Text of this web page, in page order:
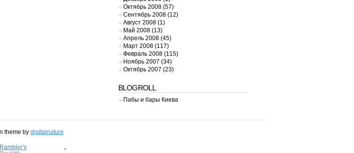
Октябрь 2008(57)
Сентябрь 2008(12)
Август 2008(1)
Май 2008(13)
Апрель 2008(45)
Март 2008(117)
Февраль 2008(115)
Ноябрь 2007 (34)
Октябрь 2007 (23)
BLOGROLL
Пабы и бары Киева
theme by digitalnature
^